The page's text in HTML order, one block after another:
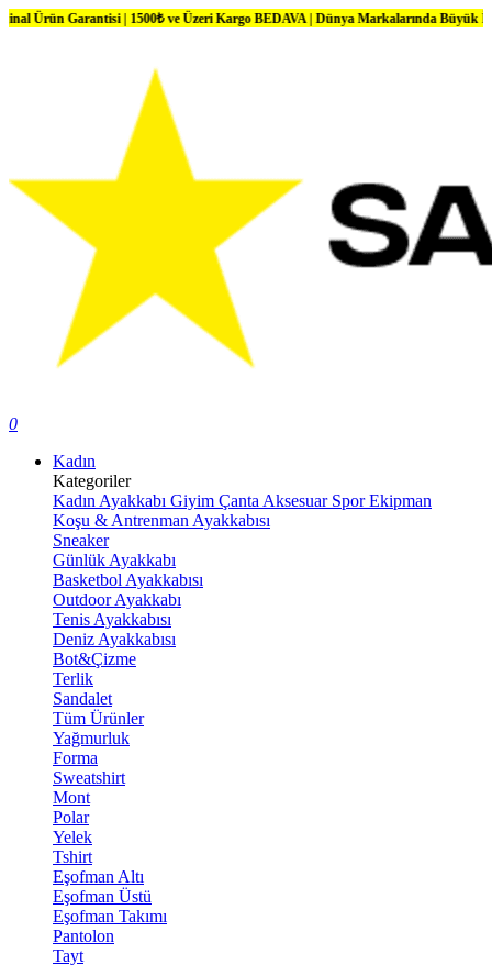
| 1500₺ ve Üzeri Kargo BEDAVA | Dünya Markalarında Büyük İndirimler
0
Kadın
Kategoriler
Kadın Ayakkabı Giyim Çanta Aksesuar Spor Ekipman
Koşu & Antrenman Ayakkabısı
Sneaker
Günlük Ayakkabı
Basketbol Ayakkabısı
Outdoor Ayakkabı
Tenis Ayakkabısı
Deniz Ayakkabısı
Bot&Çizme
Terlik
Sandalet
Tüm Ürünler
Yağmurluk
Forma
Sweatshirt
Mont
Polar
Yelek
Tshirt
Eşofman Altı
Eşofman Üstü
Eşofman Takımı
Pantolon
Tayt